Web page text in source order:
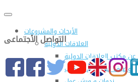
الأبحاث والمشروعات
العلاقات الدولية
عن مكتب العلاقات الدولية
التوصيف الوظيفى للمكتب
التواصل الأجتماعى